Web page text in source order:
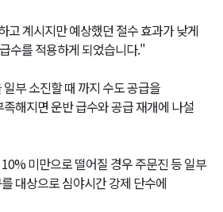
고 계시지만 예상했던 절수 효과가 낮게
수를 적용하게 되었습니다."
부 소진할 때 까지 수도 공급을
해지면 운반 급수와 공급 재개에 나설
미만으로 떨어질 경우 주문진 등 일부
대상으로 심야시간 강제 단수에